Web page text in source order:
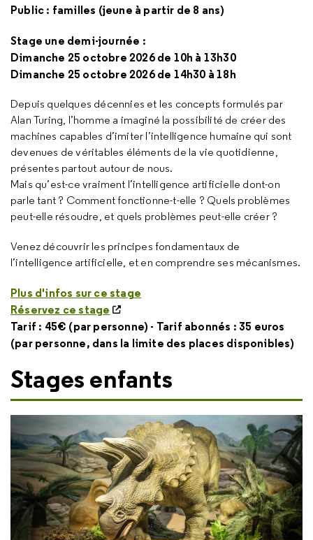
Public : familles (jeune à partir de 8 ans)
Stage une demi-journée :
Dimanche 25 octobre 2026 de 10h à 13h30
Dimanche 25 octobre 2026 de 14h30 à 18h
Depuis quelques décennies et les concepts formulés par
Alan Turing, l’homme a imaginé la possibilité de créer des
machines capables d’imiter l’intelligence humaine qui sont
devenues de véritables éléments de la vie quotidienne,
présentes partout autour de nous.
Mais qu’est-ce vraiment l’intelligence artificielle dont-on
parle tant ? Comment fonctionne-t-elle ? Quels problèmes
peut-elle résoudre, et quels problèmes peut-elle créer ?
Venez découvrir les principes fondamentaux de
l’intelligence artificielle, et en comprendre ses mécanismes.
Plus d'infos sur ce stage
Réservez ce stage
Tarif : 45€ (par personne) - Tarif abonnés : 35 euros
(par personne, dans la limite des places disponibles)
Stages enfants